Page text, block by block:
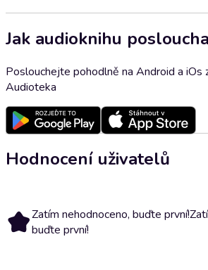
Jak audioknihu
Poslouchejte pohodlně na Android a iOs
Audioteka
Hodnocení uživatelů
Zatím nehodnoceno, buďte první!
buďte první!